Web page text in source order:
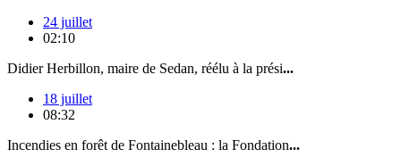
24 juillet
02:10
Didier Herbillon, maire de Sedan, réélu à la prési...
18 juillet
08:32
Incendies en forêt de Fontainebleau : la Fondation...